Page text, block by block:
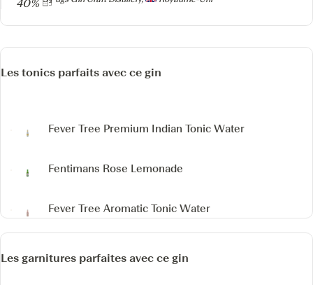
40%
Les tonics parfaits avec ce gin
Fever Tree Premium Indian Tonic Water
Fentimans Rose Lemonade
Fever Tree Aromatic Tonic Water
Les garnitures parfaites avec ce gin